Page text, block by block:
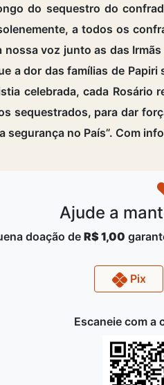
do sequestro do
a todos os
voz junto as das
a dor das famílias de
celebrada, cada
sequestrados, para dar
segurança no País”. Com
Ajude a
doação deR$ 1,00
Pix
Escaneie com a